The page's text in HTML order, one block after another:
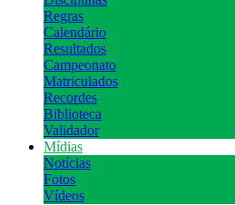
Regras
Calendário
Resultados
Campeonato
Matriculados
Recordes
Biblioteca
Validador
Mídias
Notícias
Fotos
Vídeos